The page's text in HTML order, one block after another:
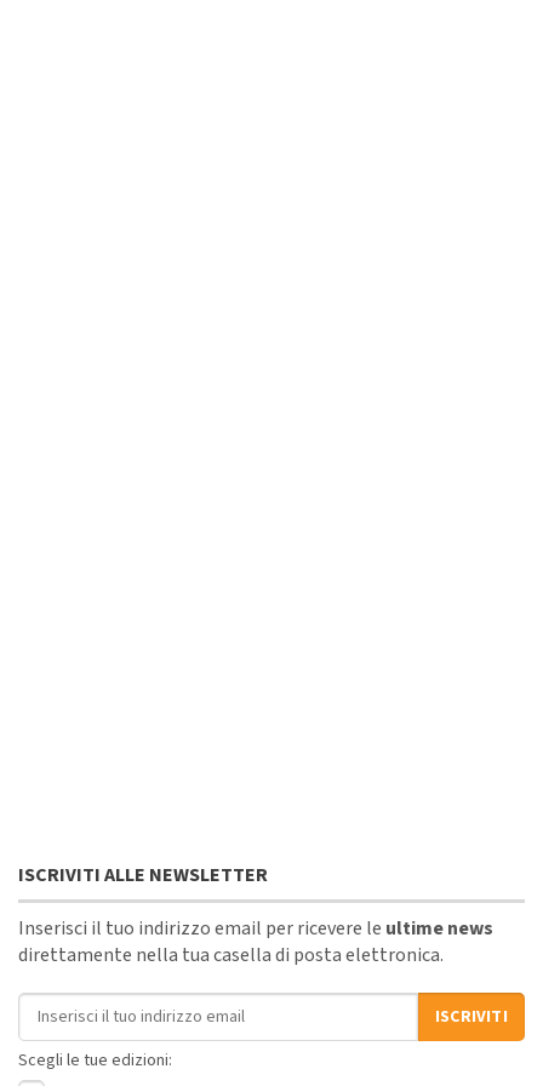
ISCRIVITI ALLE NEWSLETTER
Inserisci il tuo indirizzo email per ricevere le ultime news
direttamente nella tua casella di posta elettronica.
Indirizzo email
ISCRIVITI
Scegli le tue edizioni: